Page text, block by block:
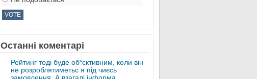
Останні коментарі
Рейтинг тоді буде об*єктивним, коли він
не розроблятиметьс я під чиєсь